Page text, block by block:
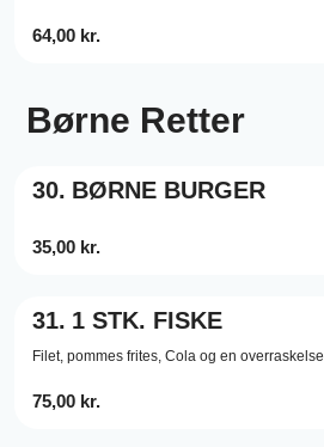
64,00 kr.
Børne Retter
30. BØRNE BURGER
35,00 kr.
31. 1 STK. FISKE
Filet, pommes frites, Cola og en overraskelse
75,00 kr.